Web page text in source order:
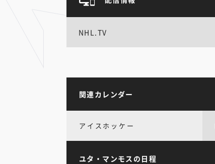
NHL.TV
関連カレンダー
アイスホッケー
ユタ・マンモスの日程